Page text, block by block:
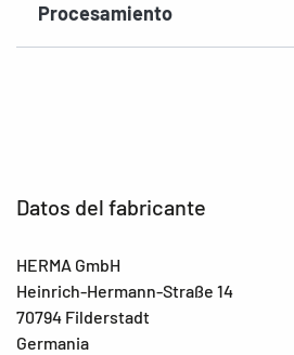
Procesamiento
Datos del fabricante
HERMA GmbH
Heinrich-Hermann-Straße 14
70794 Filderstadt
Germania